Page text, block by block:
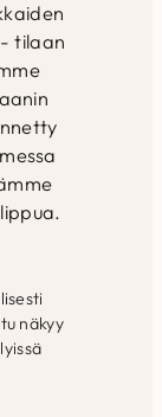
tilaan
näkyy